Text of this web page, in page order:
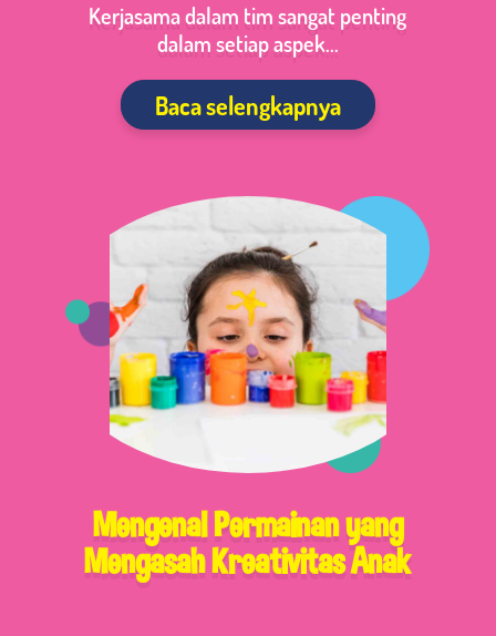
Kerjasama dalam tim sangat penting
dalam setiap aspek...
Baca selengkapnya
Mengenal Permainan yang
Mengasah Kreativitas Anak